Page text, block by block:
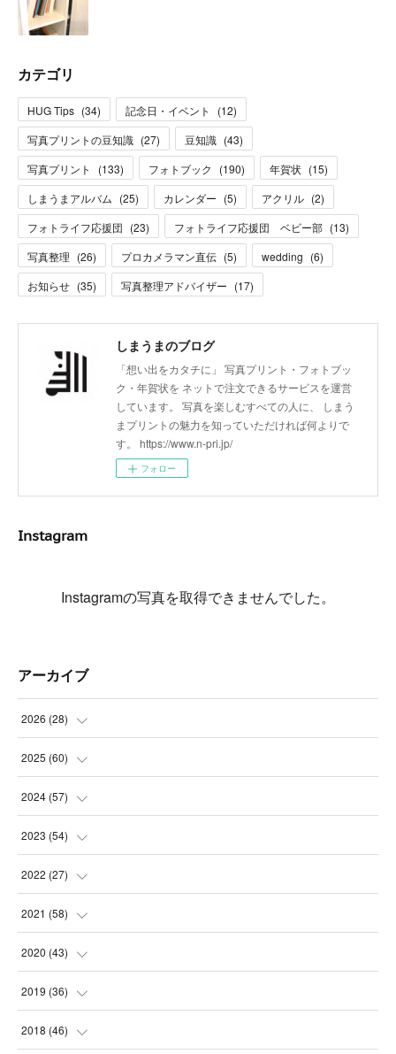
カテゴリ
HUG Tips (34) 記念日・イベント (12)
写真プリントの豆知識 (27) 豆知識 (43)
写真プリント
(133) フォトブック (190) 年賀状 (15)
しまうまアルバム (25) カレンダー (5) アクリル (2)
フォトライフ応援団 (23) フォトライフ応援団 ベビー部 (13)
写真整理 (26) プロカメラマン直伝 (5) wedding (6)
お知らせ (35) 写真整理アドバイザー (17)
しまうまのブログ
「想い出をカタチに」 写真プリント・フォトブッ
ク・年賀状を ネットで注文できるサービスを運営
しています。 写真を楽しむすべての人に、 しまう
まプリントの魅力を知っていただければ何よりで
す。 https://www.n-pri.jp/
フォロー
Instagram
Instagramの写真を取得できませんでした。
アーカイブ
2026 (28)
(4
(3
(7
(6
2025 (60)
(3
(3
(3
(2
2024 (57)
(4
(5
(2
(6
2023 (54)
(6
(8
(9
(6
2022 (27)
(1
(3
(3
(4
2021 (58)
(1
(5
(5
2020 (43)
(5
(8
2019 (36)
(3
2018 (46)